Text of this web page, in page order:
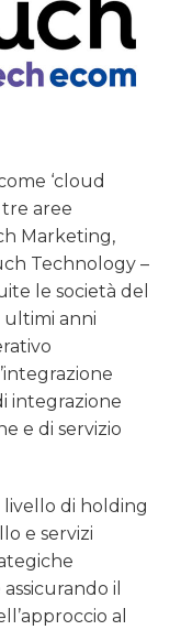
‘cloud
aree
Marketing,
Technology –
le società del
ultimi anni
integrazione
e di servizio
livello di holding
e servizi
il
al